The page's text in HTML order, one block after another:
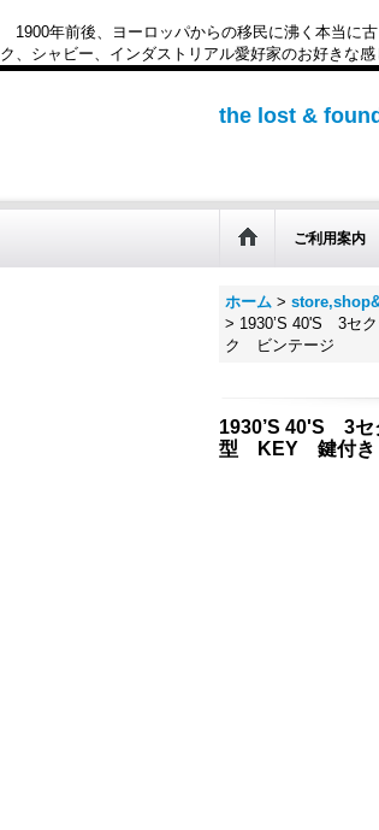
1900年前後、ヨーロッパからの移民に沸く本当に
ク、シャビー、インダストリアル愛好家のお好きな
the lost &
ご利用案内
ホーム >
> 1930’S 40'S 3
ク ビンテージ
1930’S 40'S 3
型 KEY 鍵付き